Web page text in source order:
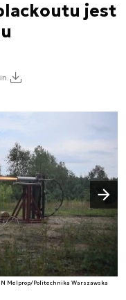
jest
Melprop/Politechnika Warszawska
Następny slajd